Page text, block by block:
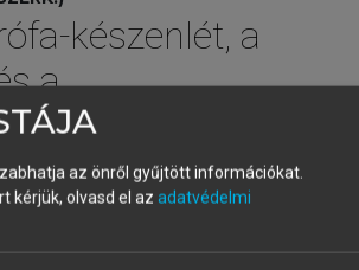
készenlét, a
a
alapjai
az önről gyűjtött információkat.
kérjük, olvasd el az adatvédelmi